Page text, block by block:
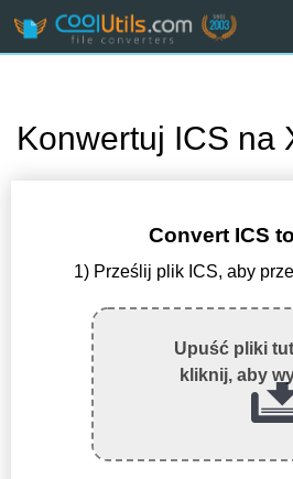
Konwertuj ICS na
Convert ICS
1) Prześlij plik ICS, aby
Upuść pliki
kliknij, aby